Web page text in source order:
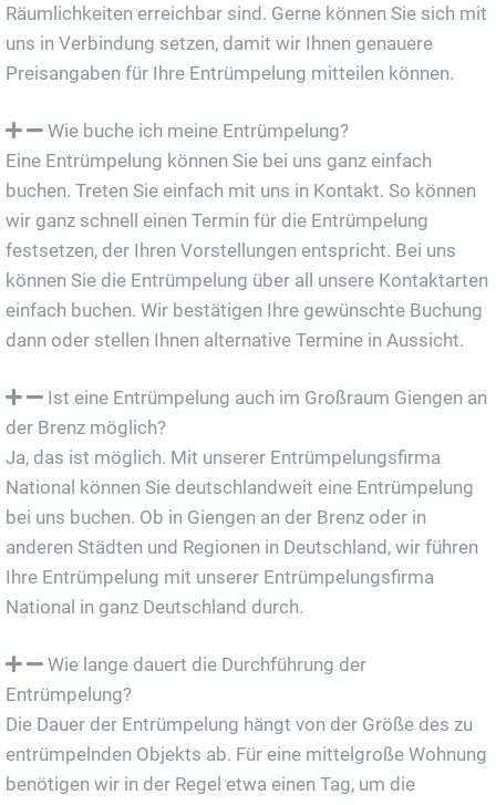
Räumlichkeiten erreichbar sind. Gerne können Sie sich mit
uns in Verbindung setzen, damit wir Ihnen genauere
Preisangaben für Ihre Entrümpelung mitteilen können.
Wie buche ich meine Entrümpelung?
Eine Entrümpelung können Sie bei uns ganz einfach
buchen. Treten Sie einfach mit uns in Kontakt. So können
wir ganz schnell einen Termin für die Entrümpelung
festsetzen, der Ihren Vorstellungen entspricht. Bei uns
können Sie die Entrümpelung über all unsere Kontaktarten
einfach buchen. Wir bestätigen Ihre gewünschte Buchung
dann oder stellen Ihnen alternative Termine in Aussicht.
Ist eine Entrümpelung auch im Großraum Giengen an
der Brenz möglich?
Ja, das ist möglich. Mit unserer Entrümpelungsfirma
National können Sie deutschlandweit eine Entrümpelung
bei uns buchen. Ob in Giengen an der Brenz oder in
anderen Städten und Regionen in Deutschland, wir führen
Ihre Entrümpelung mit unserer Entrümpelungsfirma
National in ganz Deutschland durch.
Wie lange dauert die Durchführung der
Entrümpelung?
Die Dauer der Entrümpelung hängt von der Größe des zu
entrümpelnden Objekts ab. Für eine mittelgroße Wohnung
benötigen wir in der Regel etwa einen Tag, um die